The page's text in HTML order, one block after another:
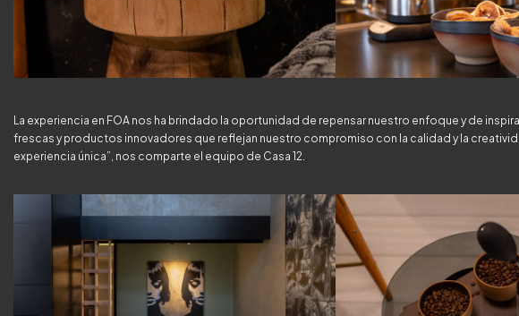
La experiencia en FOA nos ha brindado la oportunidad de repensar nuestro enfoque y de
frescas y productos innovadores que reflejan nuestro compromiso con la calidad y la
experiencia única”, nos comparte el equipo de Casa 12.